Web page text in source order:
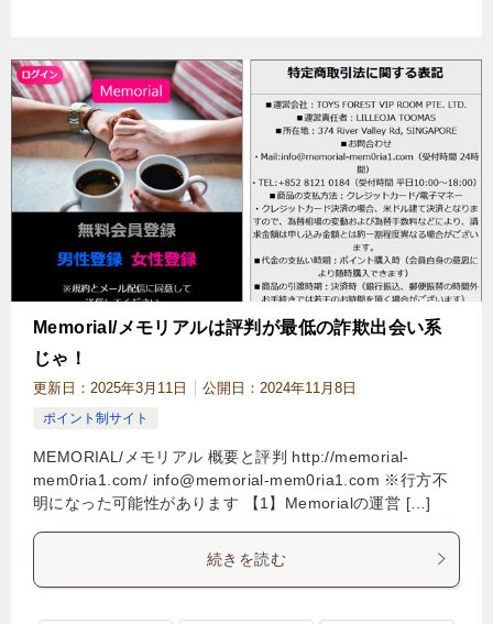
Memorial/メモリアルは評判が最低の詐欺出会い系
じゃ！
更新日： 2025年3月11日 公開日： 2024年11月8日
ポイント制サイト
MEMORIAL/メモリアル 概要と評判 http://memorial-
mem0ria1.com/ info@memorial-mem0ria1.com ※行方不
明になった可能性があります 【1】Memorialの運営 […]
続きを読む